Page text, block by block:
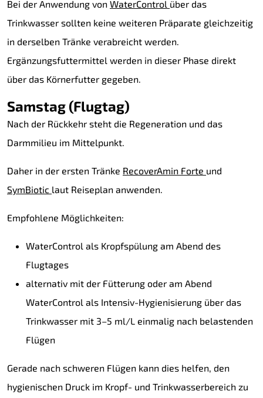
Bei der Anwendung von WaterControl über das
Trinkwasser sollten keine weiteren Präparate gleichzeitig
in derselben Tränke verabreicht werden.
Ergänzungsfuttermittel werden in dieser Phase direkt
über das Körnerfutter gegeben.
Samstag (Flugtag)
Nach der Rückkehr steht die Regeneration und das
Darmmilieu im Mittelpunkt.
Daher in der ersten Tränke RecoverAmin Forte und
SymBiotic laut Reiseplan anwenden.
Empfohlene Möglichkeiten:
WaterControl als Kropfspülung am Abend des
Flugtages
alternativ mit der Fütterung oder am Abend
WaterControl als Intensiv-Hygienisierung über das
Trinkwasser mit 3–5 ml/L einmalig nach belastenden
Flügen
Gerade nach schweren Flügen kann dies helfen, den
hygienischen Druck im Kropf- und Trinkwasserbereich zu